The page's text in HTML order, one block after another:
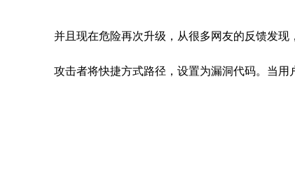
并且现在危险再次升级，从很多网友的反馈发现
攻击者将快捷方式路径，设置为漏洞代码。当用